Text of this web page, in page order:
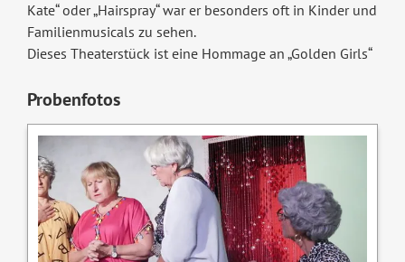
Kate“ oder „Hairspray“ war er besonders oft in Kinder und
Familienmusicals zu sehen.
Dieses Theaterstück ist eine Hommage an „Golden Girls“
Probenfotos